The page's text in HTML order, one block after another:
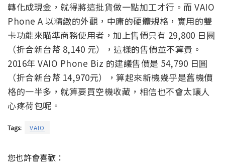
轉化成現金，就得將這批貨做一點加工才行。而 VAIO
Phone A 以精緻的外觀，中庸的硬體規格，實用的雙
卡功能來瞄準商務使用者，加上售價只有 29,800 日圓
（折合新台幣 8,140 元），這樣的售價並不算貴。
2016年 VAIO Phone Biz 的建議售價是 54,790 日圓
（折合新台幣 14,970元），算起來新機幾乎是舊機價
格的一半多，就算要買空機收藏，相信也不會太讓人
心疼荷包呢。
Tags: VAIO
您也許會喜歡：